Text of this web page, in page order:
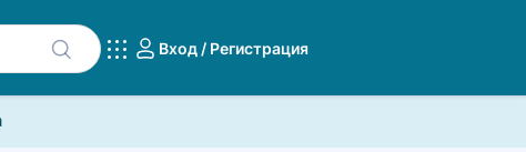
Вход / Регистрация